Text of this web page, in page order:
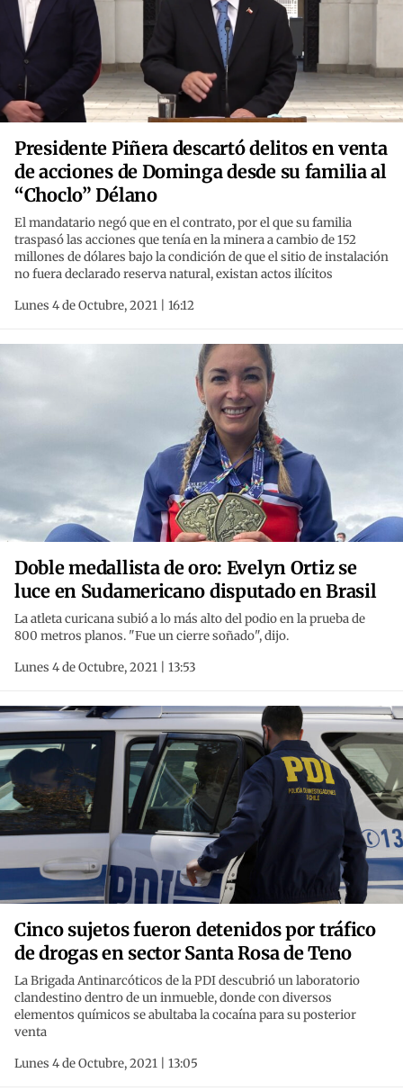
Presidente Piñera descartó delitos en venta
de acciones de Dominga desde su familia al
“Choclo” Délano
El mandatario negó que en el contrato, por el que su familia
traspasó las acciones que tenía en la minera a cambio de 152
millones de dólares bajo la condición de que el sitio de instalación
no fuera declarado reserva natural, existan actos ilícitos
Lunes 4 de Octubre, 2021 | 16:12
Doble medallista de oro: Evelyn Ortiz se
luce en Sudamericano disputado en Brasil
La atleta curicana subió a lo más alto del podio en la prueba de
800 metros planos. "Fue un cierre soñado", dijo.
Lunes 4 de Octubre, 2021 | 13:53
Cinco sujetos fueron detenidos por tráfico
de drogas en sector Santa Rosa de Teno
La Brigada Antinarcóticos de la PDI descubrió un laboratorio
clandestino dentro de un inmueble, donde con diversos
elementos químicos se abultaba la cocaína para su posterior
venta
Lunes 4 de Octubre, 2021 | 13:05